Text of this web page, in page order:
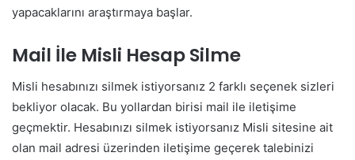
yapacaklarını araştırmaya başlar.
Mail İle Misli Hesap Silme
Misli hesabınızı silmek istiyorsanız 2 farklı seçenek sizleri
bekliyor olacak. Bu yollardan birisi mail ile iletişime
geçmektir. Hesabınızı silmek istiyorsanız Misli sitesine ait
olan mail adresi üzerinden iletişime geçerek talebinizi